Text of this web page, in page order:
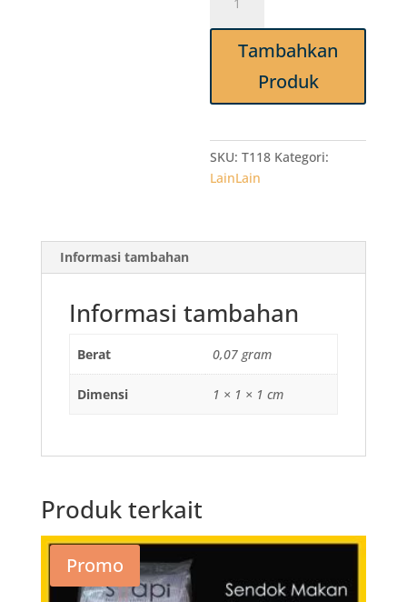
T118
Garpu
Makan
Medium
25
pcs
Grade
Food
Tambahkan
Produk
SKU:T118 Kategori:
LainLain
Informasi tambahan
Informasi tambahan
Berat 0,07 gram
Dimensi 1 × 1 × 1 cm
Produk terkait
Promo